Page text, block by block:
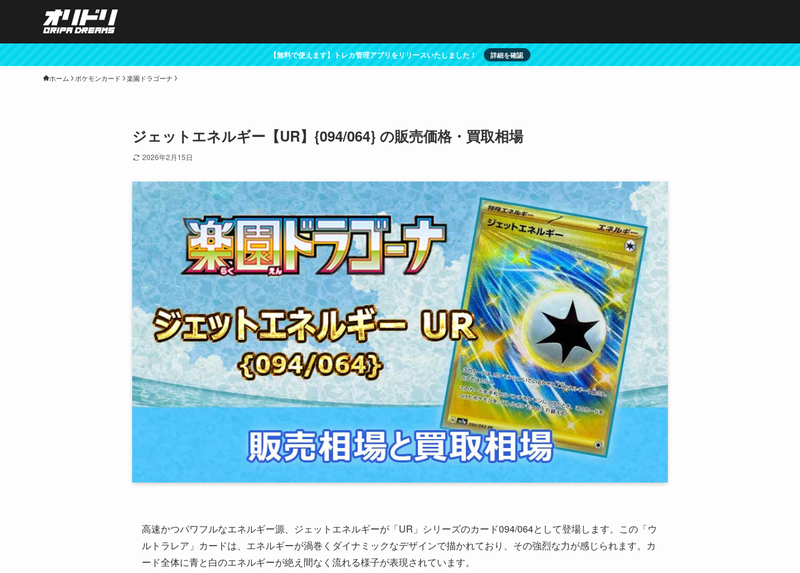
【無料で使えます】トレカ管理アプリをリリースいたしました！ 詳細を確認
ホーム ポケモンカード 楽園ドラゴーナ
ジェットエネルギー【UR】{094/064} の販売価格・買取相場
2026年2月15日
高速かつパワフルなエネルギー源、ジェットエネルギーが「UR」シリーズのカード094/064として登場します。この「ウ
ルトラレア」カードは、エネルギーが渦巻くダイナミックなデザインで描かれており、その強烈な力が感じられます。カ
ード全体に青と白のエネルギーが絶え間なく流れる様子が表現されています。